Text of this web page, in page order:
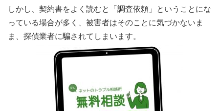
しかし、契約書をよく読むと「調査依頼」ということにな
っている場合が多く、被害者はそのことに気づかないま
ま、探偵業者に騙されてしまいます。